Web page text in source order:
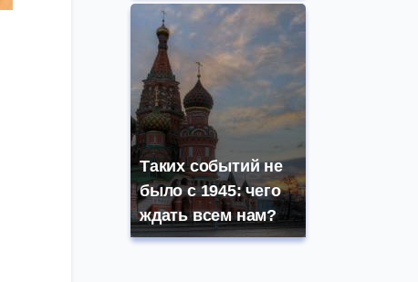
Таких событий не
было с 1945: чего
ждать всем нам?